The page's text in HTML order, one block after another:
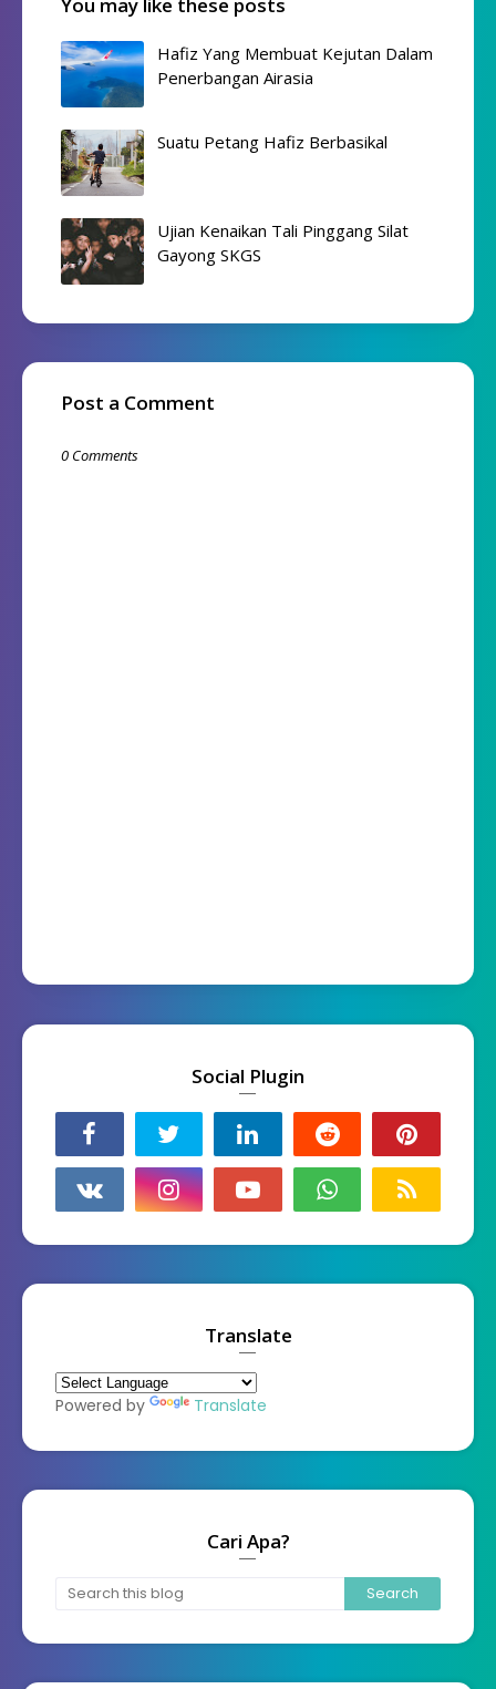
Hafiz Yang Membuat Kejutan Dalam
Penerbangan Airasia
Suatu Petang Hafiz Berbasikal
Ujian Kenaikan Tali Pinggang Silat
Gayong SKGS
Post a Comment
0 Comments
Social Plugin
Translate
Powered by Translate
Cari Apa?